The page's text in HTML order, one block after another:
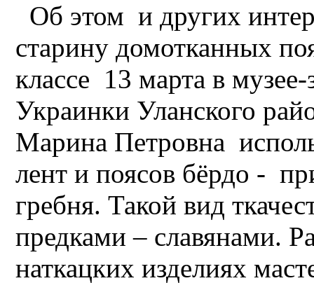
Об этом и других
старину домотканных
классе 13 марта в музее-
Украинки Уланского
Марина Петровна
лент и поясов бёрдо -
гребня. Такой вид
предками – славянами.
наткацких изделиях